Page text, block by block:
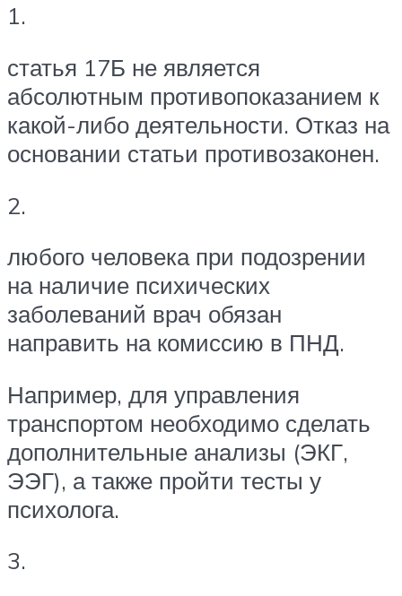
1.
статья 17Б не является
абсолютным противопоказанием к
какой-либо деятельности. Отказ на
основании статьи противозаконен.
2.
любого человека при подозрении
на наличие психических
заболеваний врач обязан
направить на комиссию в ПНД.
Например, для управления
транспортом необходимо сделать
дополнительные анализы (ЭКГ,
ЭЭГ), а также пройти тесты у
психолога.
3.